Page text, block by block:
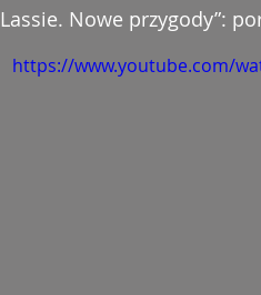
„Lassie. Nowe przygody”:
https://www.youtube.com/